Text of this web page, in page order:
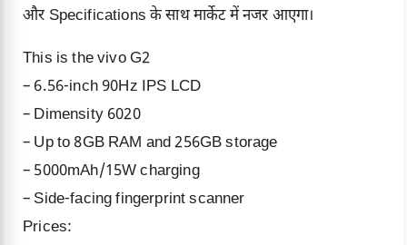
और Specifications के साथ मार्केट में नजर आएगा।
This is the vivo G2
– 6.56-inch 90Hz IPS LCD
– Dimensity 6020
– Up to 8GB RAM and 256GB storage
– 5000mAh/15W charging
– Side-facing fingerprint scanner
Prices: